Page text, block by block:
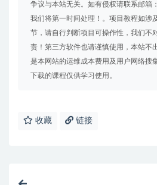
争议与本站无关。如有侵权请联系邮箱
我们将第一时间处理！。项目教程如涉
节，请自行判断项目可操作性，我们不
责！第三方软件也请谨慎使用，本站不
是本网站的运维成本费用及用户网络搜
下载的课程仅供学习使用。
收藏 链接